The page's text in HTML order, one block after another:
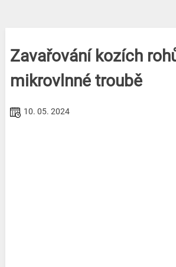
Zavařování kozích
mikrovlnné troubě
10. 05. 2024